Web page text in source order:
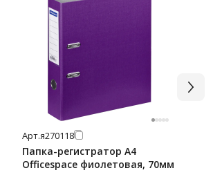
Арт.я270118
Папка-регистратор А4
Officespace фиолетовая, 70мм